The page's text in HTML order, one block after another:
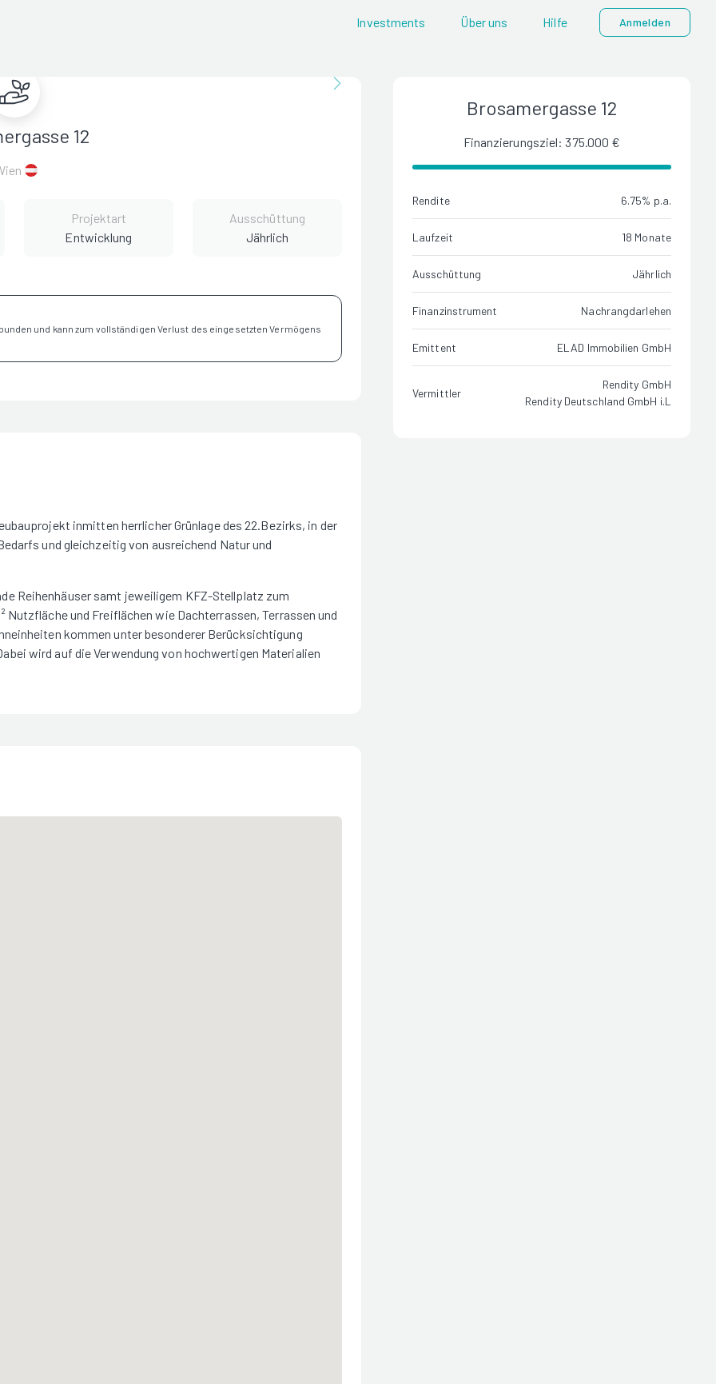
Investments Über uns Hilfe Anmelden
12
Projektart
Entwicklung
Ausschüttung
Jährlich
und kann zum vollständigen Verlust des eingesetzten Vermögens
inmitten herrlicher Grünlage des 22.Bezirks, in der
und gleichzeitig von ausreichend Natur und
Reihenhäuser samt jeweiligem KFZ-Stellplatz zum
Nutzfläche und Freiflächen wie Dachterrassen, Terrassen und
kommen unter besonderer Berücksichtigung
wird auf die Verwendung von hochwertigen Materialien
Brosamergasse 12
Finanzierungsziel: 375.000 €
Rendite 6.75% p.a.
Laufzeit 18 Monate
Ausschüttung Jährlich
Finanzinstrument Nachrangdarlehen
Emittent ELAD Immobilien GmbH
Vermittler
Rendity GmbH
Rendity Deutschland GmbH i.L